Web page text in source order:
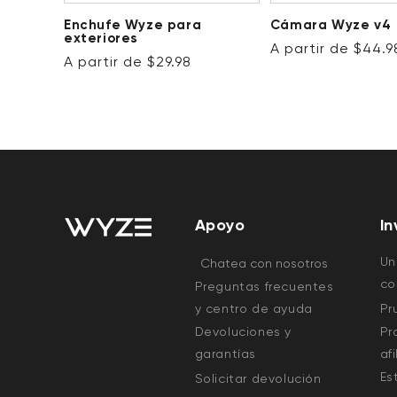
Enchufe Wyze para
exteriores
Precio habitual
A partir de $29.98
Cámara Wyze v4
Precio habitual
A partir de
Apoyo
Chatea con nosotros
Preguntas frecuentes
y centro de ayuda
Devoluciones y
garantías
Solicitar devolución